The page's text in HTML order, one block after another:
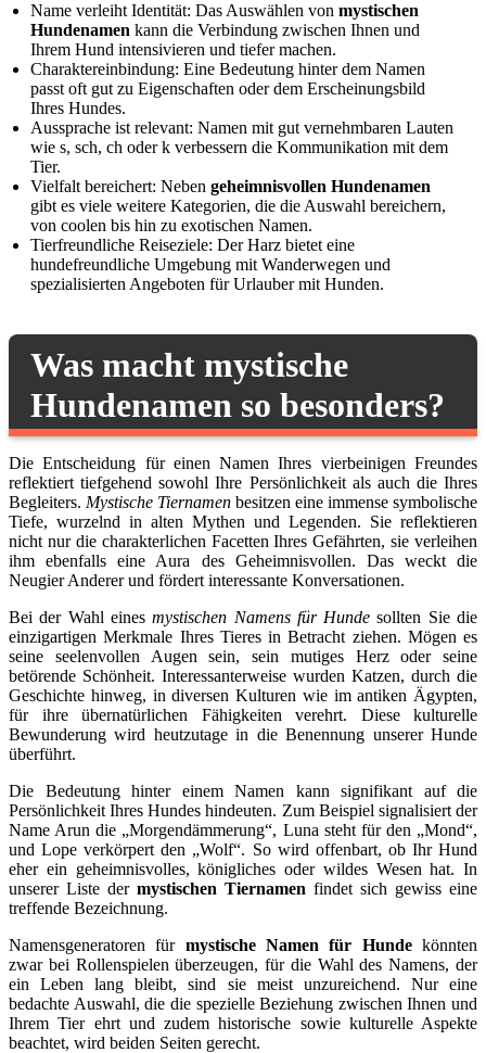
Name verleiht Identität: Das Auswählen von mystischen
Hundenamen kann die Verbindung zwischen Ihnen und
Ihrem Hund intensivieren und tiefer machen.
Charaktereinbindung: Eine Bedeutung hinter dem Namen
passt oft gut zu Eigenschaften oder dem Erscheinungsbild
Ihres Hundes.
Aussprache ist relevant: Namen mit gut vernehmbaren Lauten
wie s, sch, ch oder k verbessern die Kommunikation mit dem
Tier.
Vielfalt bereichert: Neben geheimnisvollen Hundenamen
gibt es viele weitere Kategorien, die die Auswahl bereichern,
von coolen bis hin zu exotischen Namen.
Tierfreundliche Reiseziele: Der Harz bietet eine
hundefreundliche Umgebung mit Wanderwegen und
spezialisierten Angeboten für Urlauber mit Hunden.
Was macht mystische
Hundenamen so besonders?
Die Entscheidung für einen Namen Ihres vierbeinigen Freundes
reflektiert tiefgehend sowohl Ihre Persönlichkeit als auch die Ihres
Begleiters. Mystische Tiernamen besitzen eine immense symbolische
Tiefe, wurzelnd in alten Mythen und Legenden. Sie reflektieren
nicht nur die charakterlichen Facetten Ihres Gefährten, sie verleihen
ihm ebenfalls eine Aura des Geheimnisvollen. Das weckt die
Neugier Anderer und fördert interessante Konversationen.
Bei der Wahl einesmystischen Namens für Hunde sollten Sie die
einzigartigen Merkmale Ihres Tieres in Betracht ziehen. Mögen es
seine seelenvollen Augen sein, sein mutiges Herz oder seine
betörende Schönheit. Interessanterweise wurden Katzen, durch die
Geschichte hinweg, in diversen Kulturen wie im antiken Ägypten,
für ihre übernatürlichen Fähigkeiten verehrt. Diese kulturelle
Bewunderung wird heutzutage in die Benennung unserer Hunde
überführt.
Die Bedeutung hinter einem Namen kann signifikant auf die
Persönlichkeit Ihres Hundes hindeuten. Zum Beispiel signalisiert der
Name Arun die „Morgendämmerung“, Luna steht für den „Mond“,
und Lope verkörpert den „Wolf“. So wird offenbart, ob Ihr Hund
eher ein geheimnisvolles, königliches oder wildes Wesen hat. In
unserer Liste der mystischen Tiernamen findet sich gewiss eine
treffende Bezeichnung.
Namensgeneratoren für mystische Namen für Hundekönnten
zwar bei Rollenspielen überzeugen, für die Wahl des Namens, der
ein Leben lang bleibt, sind sie meist unzureichend. Nur eine
bedachte Auswahl, die die spezielle Beziehung zwischen Ihnen und
Ihrem Tier ehrt und zudem historische sowie kulturelle Aspekte
beachtet, wird beiden Seiten gerecht.